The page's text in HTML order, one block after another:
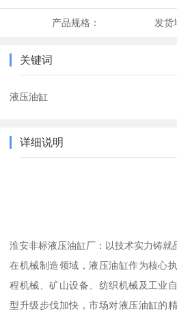
产品规格： 发货
关键词
液压油缸
详细说明
淮安非标液压油缸厂：以技术实力铸就
在机械制造领域，液压油缸作为核心
程机械、矿山设备、纺织机械及工业
型升级步伐加快，市场对液压油缸的